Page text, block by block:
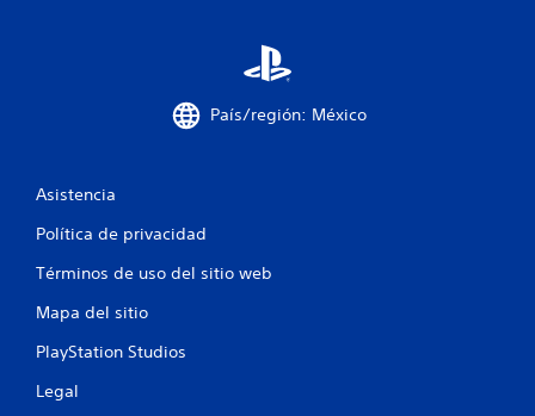
País/región: México
Asistencia
Política de privacidad
Términos de uso del sitio web
Mapa del sitio
PlayStation Studios
Legal